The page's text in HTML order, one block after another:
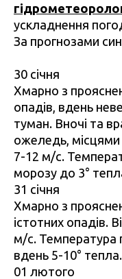
ускладнення
За прогнозами
30 січня
Хмарно з
опадів, вдень
туман. Вночі та
ожеледь, місцями
7-12 м/с.
морозу до 3°
31 січня
Хмарно з
істотних опадів.
м/с. Температура
вдень 5-10° тепла.
01 лютого